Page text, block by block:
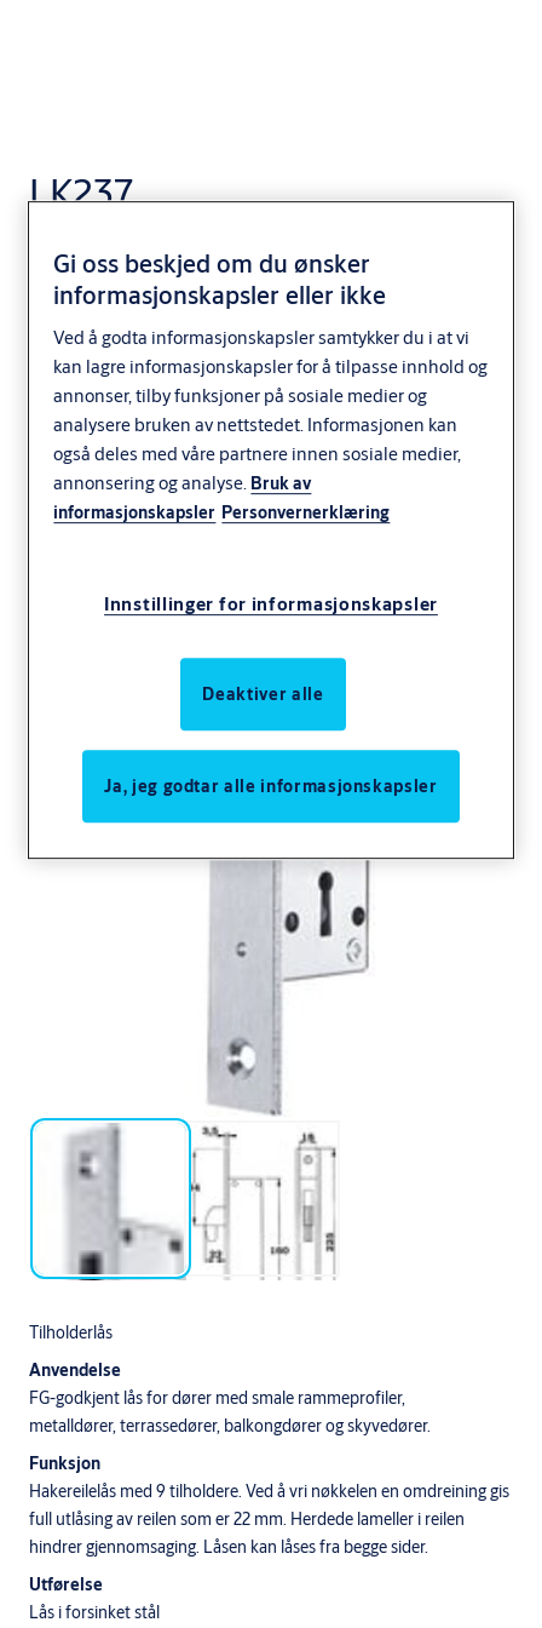
LK237
Tilholderlås
Anvendelse
FG-godkjent lås for dører med smale rammeprofiler,
metalldører, terrassedører, balkongdører og skyvedører.
Funksjon
Hakereilelås med 9 tilholdere. Ved å vri nøkkelen en omdreining gis
full utlåsing av reilen som er 22 mm. Herdede lameller i reilen
hindrer gjennomsaging. Låsen kan låses fra begge sider.
Utførelse
Lås i forsinket stål
Gi oss beskjed om du ønsker
informasjonskapsler eller ikke
Ved å godta informasjonskapsler samtykker du i at vi
kan lagre informasjonskapsler for å tilpasse innhold og
annonser, tilby funksjoner på sosiale medier og
analysere bruken av nettstedet. Informasjonen kan
også deles med våre partnere innen sosiale medier,
annonsering og analyse. Bruk av
informasjonskapsler Personvernerklæring
Innstillinger for informasjonskapsler
Deaktiver alle
Ja, jeg godtar alle informasjonskapsler